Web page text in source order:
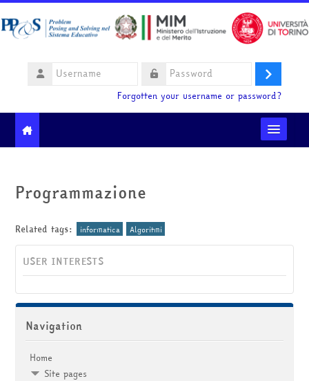
Username
Log
Forgotten your username or password?
Ministero dell'Istruzione e del Merito
HelpDesk
English ‎(en)‎
Search
courses
Programmazione
Related tags: informatica Algoritmi
USER INTERESTS
Skip Navigation
Navigation
Home
Site pages